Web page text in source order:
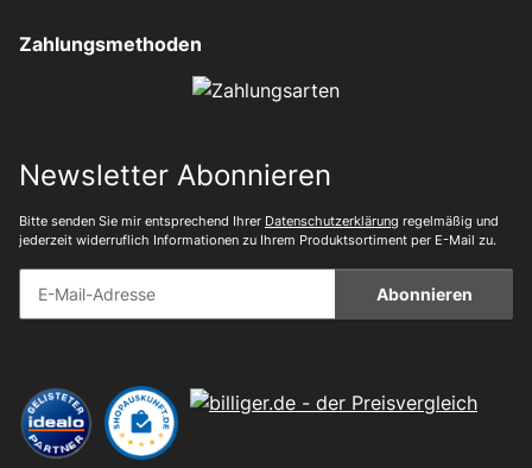
Zahlungsmethoden
Newsletter Abonnieren
Bitte senden Sie mir entsprechend Ihrer Datenschutzerklärung regelmäßig und
jederzeit widerruflich Informationen zu Ihrem Produktsortiment per E-Mail zu.
Abonnieren